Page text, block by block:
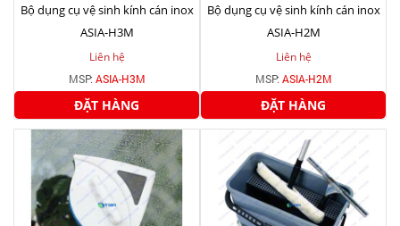
Bộ dụng cụ vệ sinh kính cán inox
ASIA-H3M
Liên hệ
MSP: ASIA-H3M
ĐẶT HÀNG
Bộ dụng cụ vệ sinh kính cán inox
ASIA-H2M
Liên hệ
MSP: ASIA-H2M
ĐẶT HÀNG